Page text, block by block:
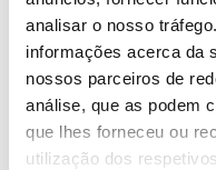
analisar o nosso
informações acerca da
nossos parceiros de
análise, que as podem
que lhes forneceu ou
utilização dos
Documentação
Baixe a documentação do
Instrucciones